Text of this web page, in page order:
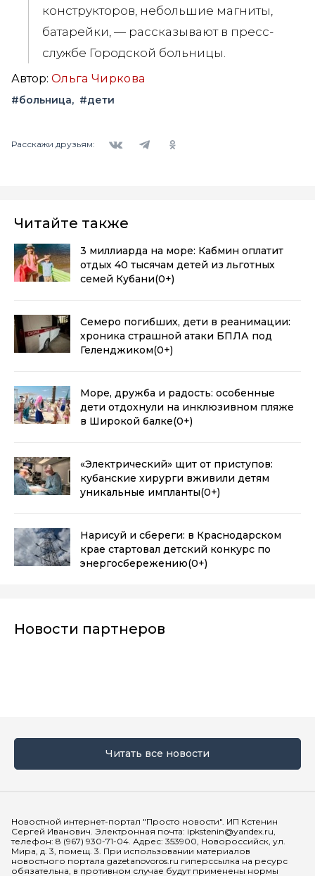
конструкторов, небольшие магниты,
батарейки, — рассказывают в пресс-
службе Городской больницы.
Автор: Ольга Чиркова
#больница #дети
Расскажи друзьям:
Читайте также
3 миллиарда на море: Кабмин оплатит
отдых 40 тысячам детей из льготных
семей Кубани(0+)
Семеро погибших, дети в реанимации:
хроника страшной атаки БПЛА под
Геленджиком(0+)
Море, дружба и радость: особенные
дети отдохнули на инклюзивном пляже
в Широкой балке(0+)
«Электрический» щит от приступов:
кубанские хирурги вживили детям
уникальные импланты(0+)
Нарисуй и сбереги: в Краснодарском
крае стартовал детский конкурс по
энергосбережению(0+)
Новости партнеров
Читать все новости
Новостной интернет-портал "Просто новости". ИП Кстенин
Сергей Иванович. Электронная почта: ipkstenin@yandex.ru,
телефон: 8 (967) 930-71-04. Адрес: 353900, Новороссийск, ул.
Мира, д. 3, помещ. 3. При использовании материалов
новостного портала gazetanovoros.ru гиперссылка на ресурс
обязательна, в противном случае будут применены нормы